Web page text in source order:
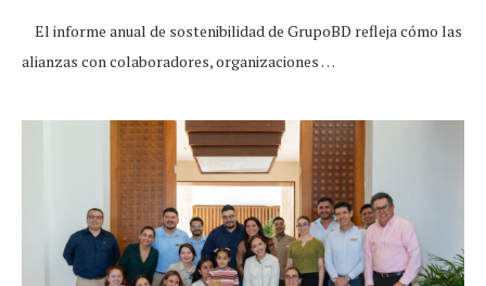
El informe anual de sostenibilidad de GrupoBD refleja cómo las
alianzas con colaboradores, organizaciones …